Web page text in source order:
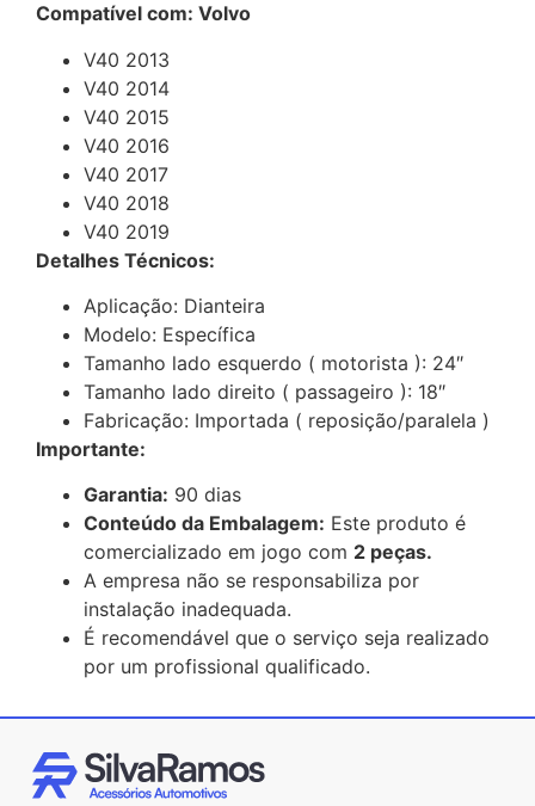
Compatível com: Volvo
V40 2013
V40 2014
V40 2015
V40 2016
V40 2017
V40 2018
V40 2019
Detalhes Técnicos:
Aplicação: Dianteira
Modelo: Específica
Tamanho lado esquerdo ( motorista ): 24″
Tamanho lado direito ( passageiro ): 18″
Fabricação: Importada ( reposição/paralela )
Importante:
Garantia: 90 dias
Conteúdo da Embalagem: Este produto é
comercializado em jogo com 2 peças.
A empresa não se responsabiliza por
instalação inadequada.
É recomendável que o serviço seja realizado
por um profissional qualificado.